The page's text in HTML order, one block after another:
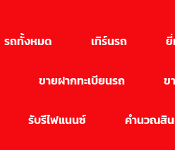
รถทั้งหมด เทิร์นรถ
ขายฝากทะเบียนรถ ข
รับรีไฟแนนซ์ คำนวณสิน